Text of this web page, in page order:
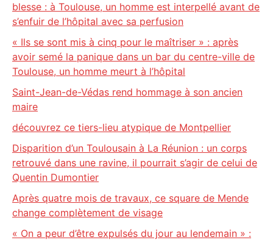
blesse : à Toulouse, un homme est interpellé avant de
s’enfuir de l’hôpital avec sa perfusion
« Ils se sont mis à cinq pour le maîtriser » : après
avoir semé la panique dans un bar du centre-ville de
Toulouse, un homme meurt à l’hôpital
Saint-Jean-de-Védas rend hommage à son ancien
maire
découvrez ce tiers-lieu atypique de Montpellier
Disparition d’un Toulousain à La Réunion : un corps
retrouvé dans une ravine, il pourrait s’agir de celui de
Quentin Dumontier
Après quatre mois de travaux, ce square de Mende
change complètement de visage
« On a peur d’être expulsés du jour au lendemain » :